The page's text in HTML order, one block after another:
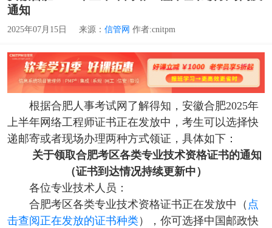
通知
2025年07月15日 来源： 信管网 作者:cnitpm
根据合肥人事考试网了解得知，安徽合肥2025年
上半年网络工程师证书正在发放中，考生可以选择快
递邮寄或者现场办理两种方式领证，具体如下：
关于领取合肥考区各类专业技术资格证书的通知
（证书到达情况持续更新中）
各位专业技术人员：
合肥考区各类专业技术资格证书正在发放中（ 点
击查阅正在发放的证书种类），你可选择中国邮政快